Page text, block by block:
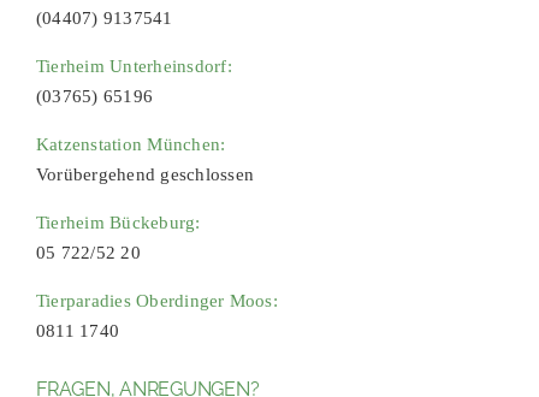
(04407) 9137541
Tierheim Unterheinsdorf:
(03765) 65196
Katzenstation München:
Vorübergehend geschlossen
Tierheim Bückeburg:
05 722/52 20
Tierparadies Oberdinger Moos:
0811 1740
FRAGEN, ANREGUNGEN?